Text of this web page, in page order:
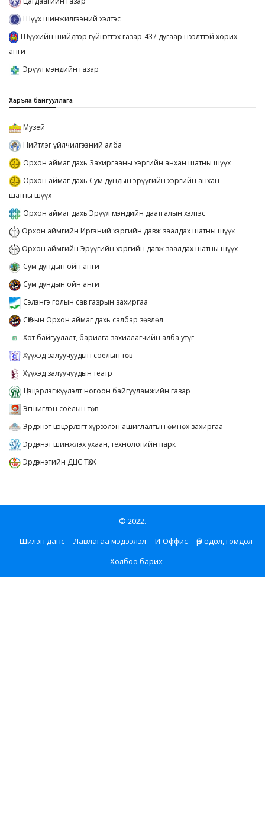
Шүүх шинжилгээний хэлтэс
Шүүхийн шийдвэр гүйцэтгэх газар-437 дугаар нээлттэй хорих
анги
Эрүүл мэндийн газар
Харъяа байгууллага
Музей
Нийтлэг үйлчилгээний алба
Орхон аймаг дахь Захиргааны хэргийн анхан шатны шүүх
Орхон аймаг дахь Сум дундын эрүүгийн хэргийн анхан
шатны шүүх
Орхон аймаг дахь Эрүүл мэндийн даатгалын хэлтэс
Орхон аймгийн Иргэний хэргийн давж заалдах шатны шүүх
Орхон аймгийн Эрүүгийн хэргийн давж заалдах шатны шүүх
Сум дундын ойн анги
Сум дундын ойн анги
Сэлэнгэ голын сав газрын захиргаа
СӨХ-ын Орхон аймаг дахь салбар зөвлөл
Хот байгуулалт, барилга захиалагчийн алба утүг
Хүүхэд залуучуудын соёлын төв
Хүүхэд залуучуудын театр
Цэцэрлэгжүүлэлт ногоон байгууламжийн газар
Эгшиглэн соёлын төв
Эрдэнэт цэцэрлэгт хүрээлэн ашиглалтын өмнөх захиргаа
Эрдэнэт шинжлэх ухаан, технологийн парк
Эрдэнэтийн ДЦС ТӨХК
© 2022.
Шилэн данс
Лавлагаа мэдээлэл И-Оффис
Өргөдөл, гомдол
Холбоо барих